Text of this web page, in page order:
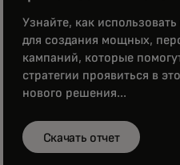
Узнайте, как
для создания мощных,
кампаний, которые
стратегии проявиться в
нового решения...
Скачать отчет